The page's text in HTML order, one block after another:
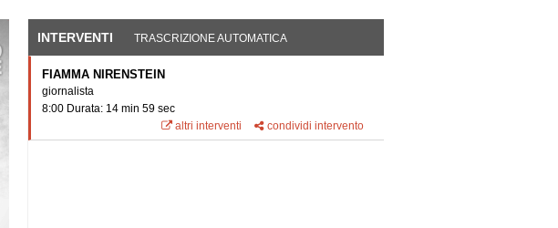
INTERVENTI (SCHEDA ATTIVA)
TRASCRIZIONE AUTOMATICA
FIAMMA NIRENSTEIN
giornalista
8:00 Durata: 14 min 59 sec
altri interventi
condividi intervento